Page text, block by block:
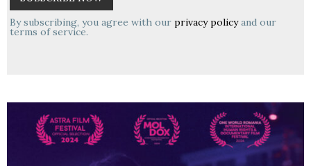
By subscribing, you agree with our privacy policyand our
terms of service.